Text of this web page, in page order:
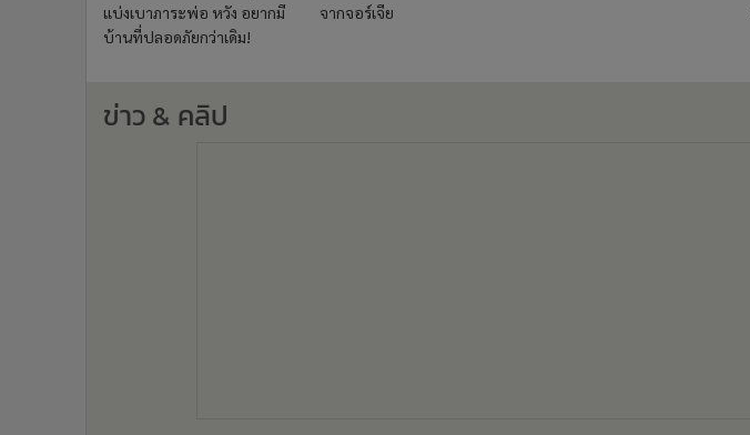
แบ่งเบาภาระพ่อ หวัง อยากมี
บ้านที่ปลอดภัยกว่าเดิม!
จากจอร์เจีย
ข่าว & คลิป